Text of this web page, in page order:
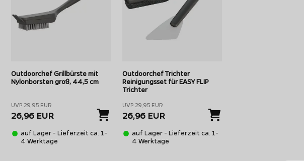
Outdoorchef Grillbürste mit
Nylonborsten groß, 44,5 cm
UVP 29,95 EUR
26,96 EUR
auf Lager - Lieferzeit ca. 1-
4 Werktage
Outdoorchef Trichter
Reinigungsset für EASY FLIP
Trichter
UVP 29,95 EUR
26,96 EUR
auf Lager - Lieferzeit ca. 1-
4 Werktage